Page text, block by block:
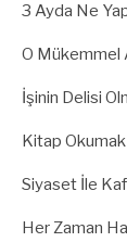
3 Ayda Ne
O Mükemmel
İşinin Delisi
Kitap
Siyaset İle
Her Zaman